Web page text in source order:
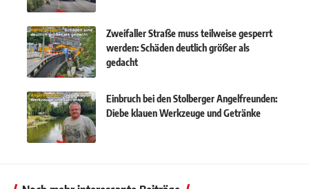
Zweifaller Straße muss teilweise gesperrt
werden: Schäden deutlich größer als
gedacht
Einbruch bei den Stolberger Angelfreunden:
Diebe klauen Werkzeuge und Getränke